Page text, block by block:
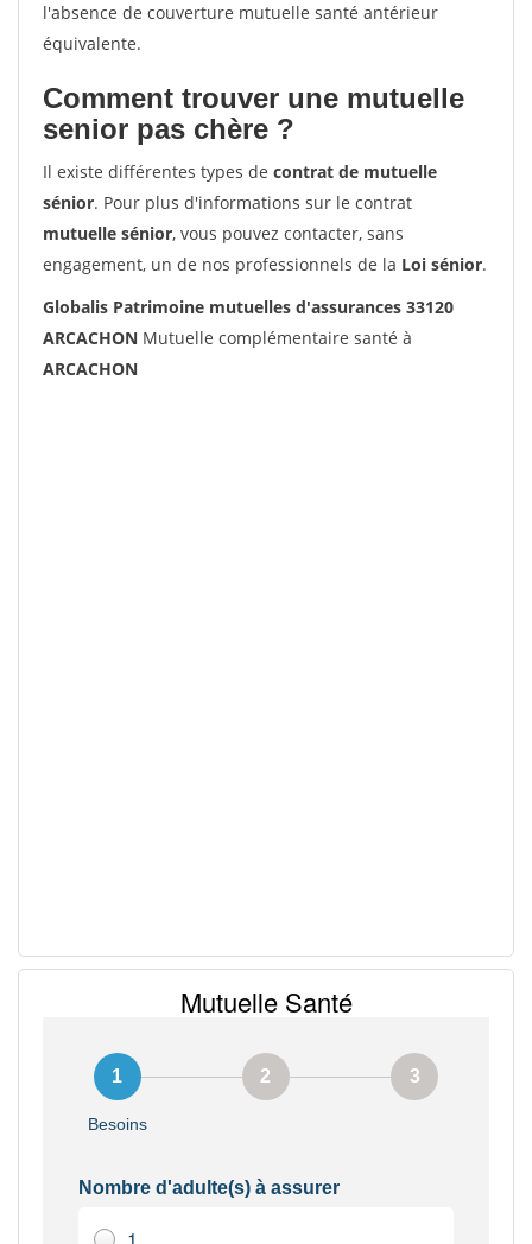
l'absence de couverture mutuelle santé antérieur
équivalente.
Comment trouver une mutuelle
senior pas chère ?
Il existe différentes types de contrat de mutuelle
sénior. Pour plus d'informations sur le contrat
mutuelle sénior, vous pouvez contacter, sans
engagement, un de nos professionnels de la Loi sénior.
Globalis Patrimoine mutuelles d'assurances 33120
ARCACHON Mutuelle complémentaire santé à
ARCACHON